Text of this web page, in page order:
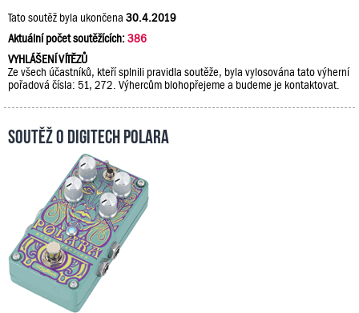
Tato soutěž byla ukončena 30.4.2019
Aktuální počet soutěžících:386
VYHLÁŠENÍ VÍTĚZŮ
Ze všech účastníků, kteří splnili pravidla soutěže, byla vylosována tato výherní
pořadová čísla: 51, 272. Výhercům blohopřejeme a budeme je kontaktovat.
Soutěž o Digitech Polara